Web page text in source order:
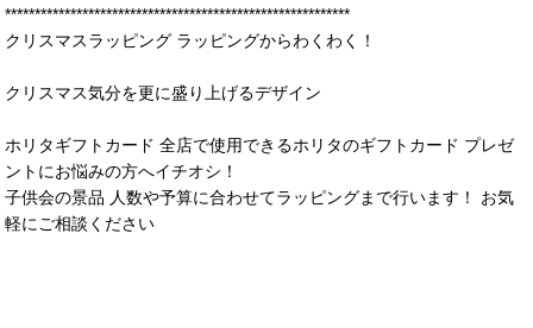
**********************************************************
クリスマスラッピング ラッピングからわくわく！
クリスマス気分を更に盛り上げるデザイン
ホリタギフトカード 全店で使用できるホリタのギフトカード プレゼ
ントにお悩みの方へイチオシ！
子供会の景品 人数や予算に合わせてラッピングまで行います！ お気
軽にご相談ください